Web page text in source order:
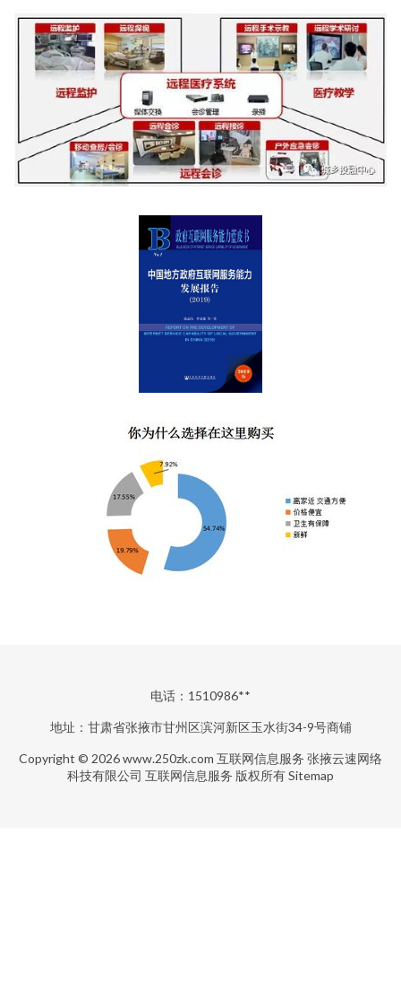
电话：1510986**
地址：甘肃省张掖市甘州区滨河新区玉水街34-9号商铺
Copyright © 2026www.250zk.com 互联网信息服务 张掖云速网络
科技有限公司 互联网信息服务 版权所有Sitemap